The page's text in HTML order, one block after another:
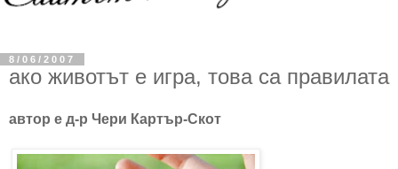
8/06/2007
ако животът е игра, това са правилата
aвтор е д-р Чери Картър-Скот